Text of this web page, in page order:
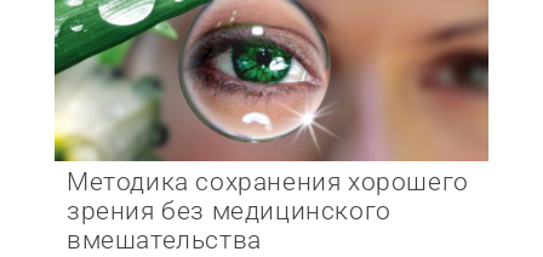
Методика сохранения хорошего
зрения без медицинского
вмешательства